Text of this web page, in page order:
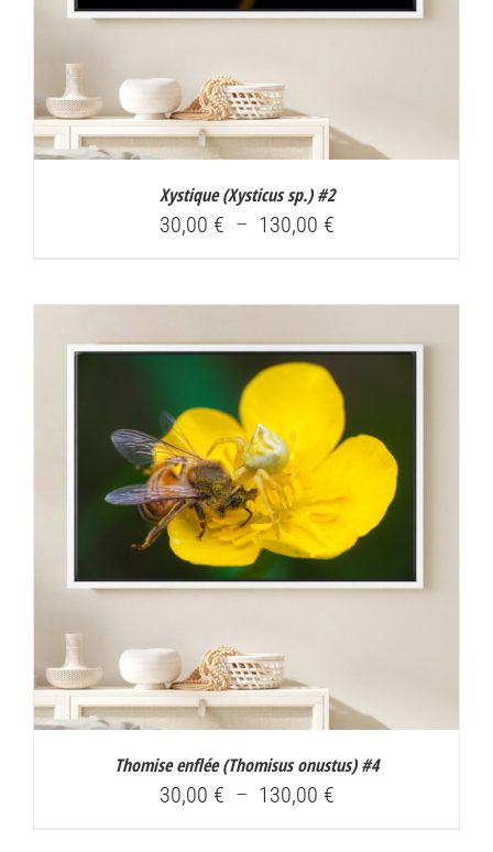
Xystique (Xysticus sp.) #2
30,00 € – 130,00 €Plage
à
130,00 €
Thomise enflée (Thomisus onustus) #4
30,00 € – 130,00 €Plage